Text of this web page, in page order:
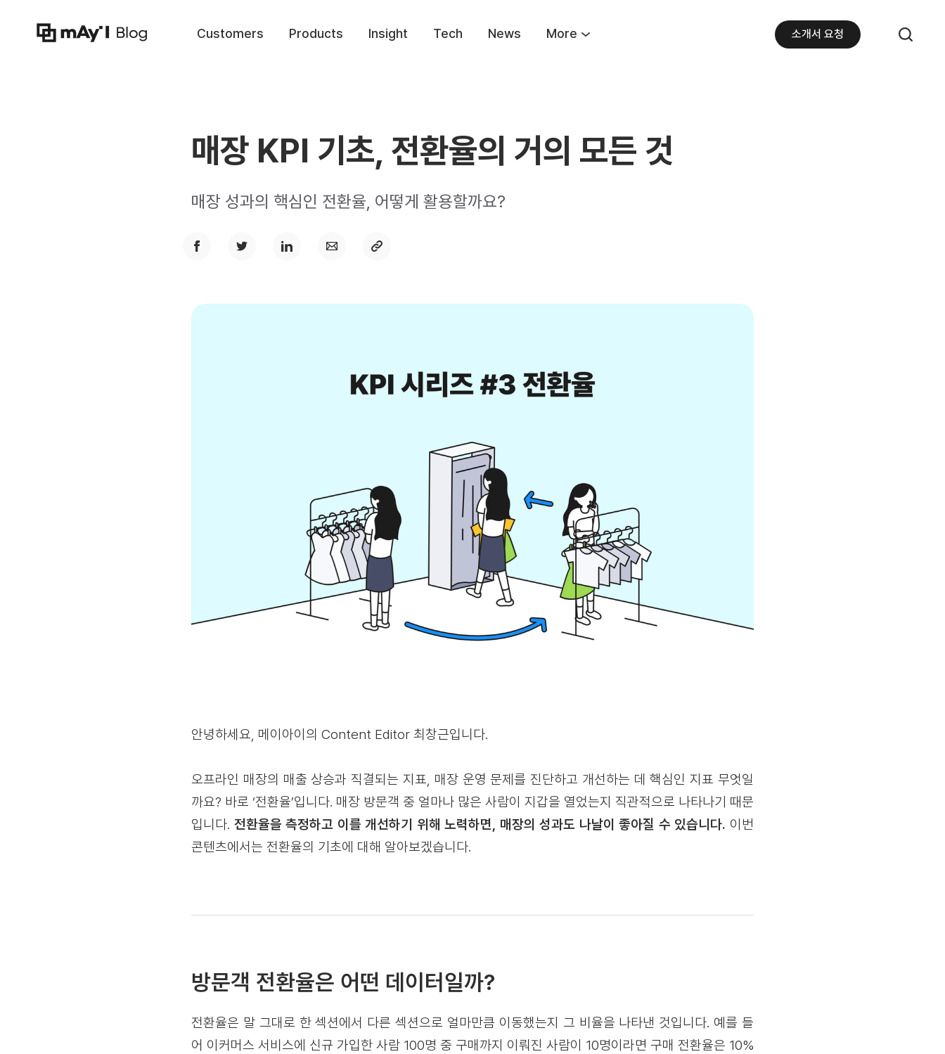
Customers Products Insight Tech News More 소개서 요청
매장 KPI 기초, 전환율의 거의 모든 것
매장 성과의 핵심인 전환율, 어떻게 활용할까요?
안녕하세요, 메이아이의 Content Editor 최창근입니다.
오프라인 매장의 매출 상승과 직결되는 지표, 매장 운영 문제를 진단하고 개선하는 데 핵심인 지표 무엇일
까요? 바로 ‘전환율’입니다. 매장 방문객 중 얼마나 많은 사람이 지갑을 열었는지 직관적으로 나타나기 때문
입니다. 전환율을 측정하고 이를 개선하기 위해 노력하면, 매장의 성과도 나날이 좋아질 수 있습니다. 이번
콘텐츠에서는 전환율의 기초에 대해 알아보겠습니다.
방문객 전환율은 어떤 데이터일까?
전환율은 말 그대로 한 섹션에서 다른 섹션으로 얼마만큼 이동했는지 그 비율을 나타낸 것입니다. 예를 들
어 이커머스 서비스에 신규 가입한 사람 100명 중 구매까지 이뤄진 사람이 10명이라면 구매 전환율은 10%